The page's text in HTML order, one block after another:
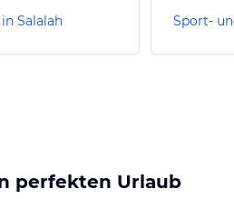
Salalah Sport-
perfekten Urlaub